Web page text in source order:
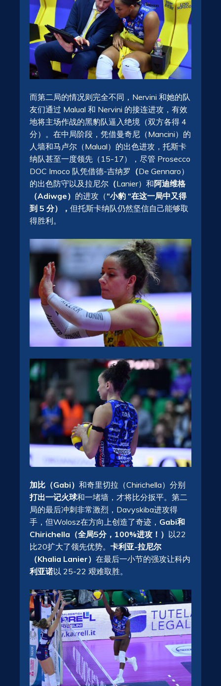
而第二局的情况则完全不同，Nervini 和她的队
友们通过 Malual 和 Nervini 的接连进攻，有效
地将主场作战的黑豹队逼入绝境（双方各得 4
分）。在中局阶段，凭借曼奇尼（Mancini）的
人墙和马卢尔（Malual）的出色进攻，托斯卡
纳队甚至一度领先（15-17），尽管 Prosecco
DOC Imoco 队凭借德-吉纳罗 （De Gennaro）
的出色防守以及拉尼尔 （Lanier）和阿迪维格
（Adiwge） 的进攻（“小豹 “在这一局中又得
到 5 分）， 但托斯卡纳队仍然坚信自己能够取
得胜利。
加比（Gabi） 和奇里切拉（Chirichella）分别
打出一记火球和一堵墙，才将比分扳平。第二
局的最后冲刺非常激烈，Davyskiba进攻得
手，但Wolosz在方向上创造了奇迹， Gabi和
Chirichella（全局5分，100%进攻！） 以22
比20扩大了领先优势。 卡利亚-拉尼尔
（Khalia Lanier） 在最后一小节的强攻让科内
利亚诺以 25-22 艰难取胜。